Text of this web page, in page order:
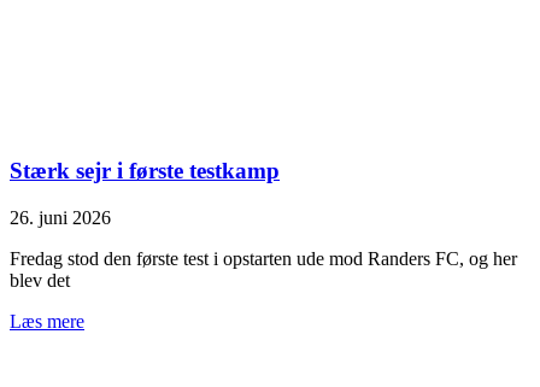
Stærk sejr i første testkamp
26. juni 2026
Fredag stod den første test i opstarten ude mod Randers FC, og her
blev det
Læs mere